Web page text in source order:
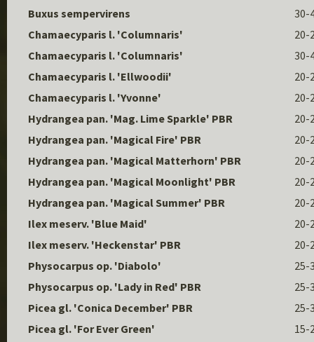
Buxus sempervirens
30-
Chamaecyparis l. 'Columnaris'
20-
Chamaecyparis l. 'Columnaris'
30-
Chamaecyparis l. 'Ellwoodii'
20-
Chamaecyparis l. 'Yvonne'
20-
Hydrangea pan. 'Mag. Lime Sparkle' PBR
20-
Hydrangea pan. 'Magical Fire' PBR
20-
Hydrangea pan. 'Magical Matterhorn' PBR
20-
Hydrangea pan. 'Magical Moonlight' PBR
20-
Hydrangea pan. 'Magical Summer' PBR
20-
Ilex meserv. 'Blue Maid'
20-
Ilex meserv. 'Heckenstar' PBR
20-
Physocarpus op. 'Diabolo'
25-
Physocarpus op. 'Lady in Red' PBR
25-
Picea gl. 'Conica December' PBR
25-
Picea gl. 'For Ever Green'
15-